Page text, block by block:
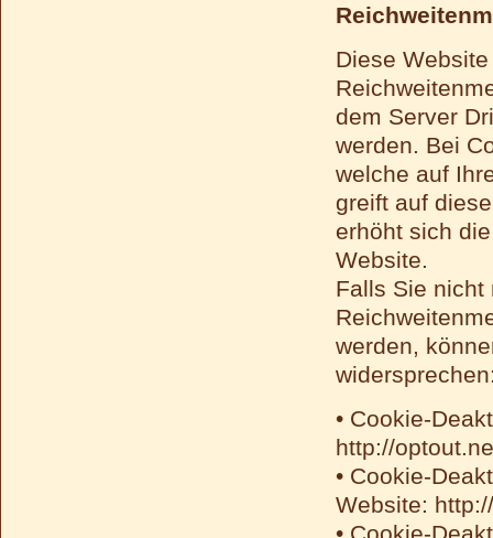
Diese
dem Server
werden. Bei
welche auf
greift auf
erhöht sich
Website.
Falls Sie nicht
werden,
• Cookie-
http://
• Cookie-
Website: